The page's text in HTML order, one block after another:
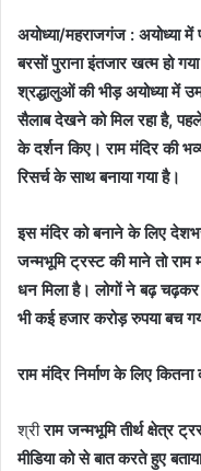
अयोध्या/महराजगंज : अयोध्या में
बरसों पुराना इंतजार खत्म हो
श्रद्धालुओं की भीड़ अयोध्या में
सैलाब देखने को मिल रहा है, पहले
के दर्शन किए। राम मंदिर की
रिसर्च के साथ बनाया गया है।
इस मंदिर को बनाने के लिए
जन्मभूमि ट्रस्ट की माने तो राम
धन मिला है। लोगों ने बढ़ चढ़कर
भी कई हजार करोड़ रुपया बच
राम मंदिर निर्माण के लिए कितना
श्रीराम जन्मभूमि तीर्थ क्षेत्र
मीडिया को से बात करते हुए